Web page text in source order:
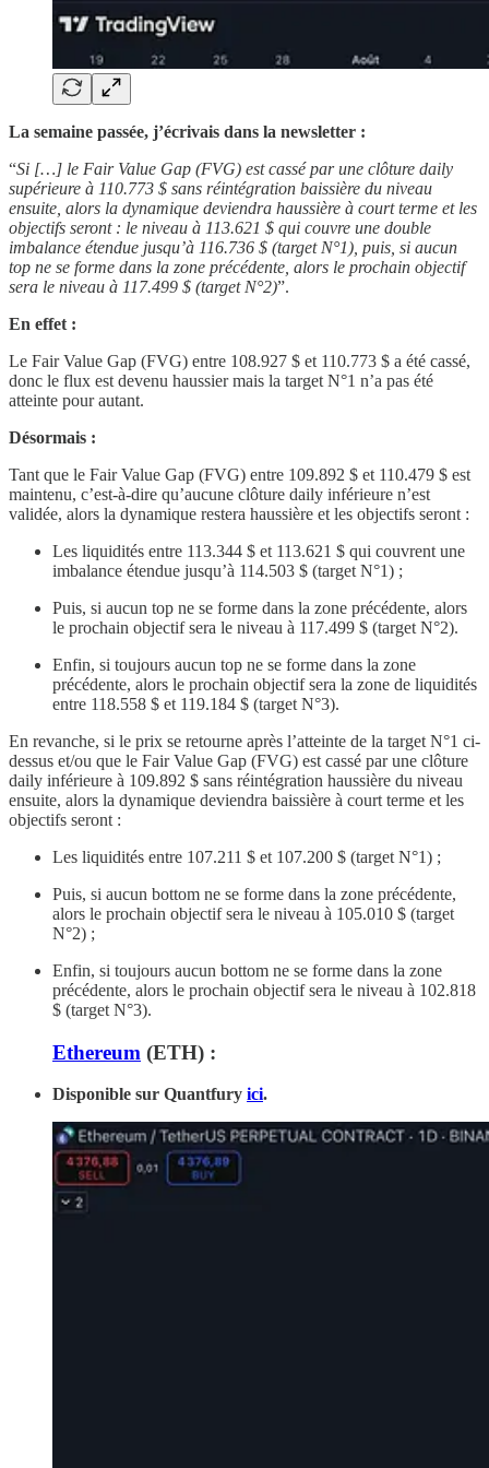
La semaine passée, j’écrivais dans la newsletter :
“Si […] le Fair Value Gap (FVG) est cassé par une clôture daily
supérieure à 110.773 $ sans réintégration baissière du niveau
ensuite, alors la dynamique deviendra haussière à court terme et les
objectifs seront : le niveau à 113.621 $ qui couvre une double
imbalance étendue jusqu’à 116.736 $ (target N°1), puis, si aucun
top ne se forme dans la zone précédente, alors le prochain objectif
sera le niveau à 117.499 $ (target N°2)”.
En effet :
Le Fair Value Gap (FVG) entre 108.927 $ et 110.773 $ a été cassé,
donc le flux est devenu haussier mais la target N°1 n’a pas été
atteinte pour autant.
Désormais :
Tant que le Fair Value Gap (FVG) entre 109.892 $ et 110.479 $ est
maintenu, c’est-à-dire qu’aucune clôture daily inférieure n’est
validée, alors la dynamique restera haussière et les objectifs seront :
Les liquidités entre 113.344 $ et 113.621 $ qui couvrent une
imbalance étendue jusqu’à 114.503 $ (target N°1) ;
Puis, si aucun top ne se forme dans la zone précédente, alors
le prochain objectif sera le niveau à 117.499 $ (target N°2).
Enfin, si toujours aucun top ne se forme dans la zone
précédente, alors le prochain objectif sera la zone de liquidités
entre 118.558 $ et 119.184 $ (target N°3).
En revanche, si le prix se retourne après l’atteinte de la target N°1 ci-
dessus et/ou que le Fair Value Gap (FVG) est cassé par une clôture
daily inférieure à 109.892 $ sans réintégration haussière du niveau
ensuite, alors la dynamique deviendra baissière à court terme et les
objectifs seront :
Les liquidités entre 107.211 $ et 107.200 $ (target N°1) ;
Puis, si aucun bottom ne se forme dans la zone précédente,
alors le prochain objectif sera le niveau à 105.010 $ (target
N°2) ;
Enfin, si toujours aucun bottom ne se forme dans la zone
précédente, alors le prochain objectif sera le niveau à 102.818
$ (target N°3).
Ethereum (ETH) :
Disponible sur Quantfury ici.